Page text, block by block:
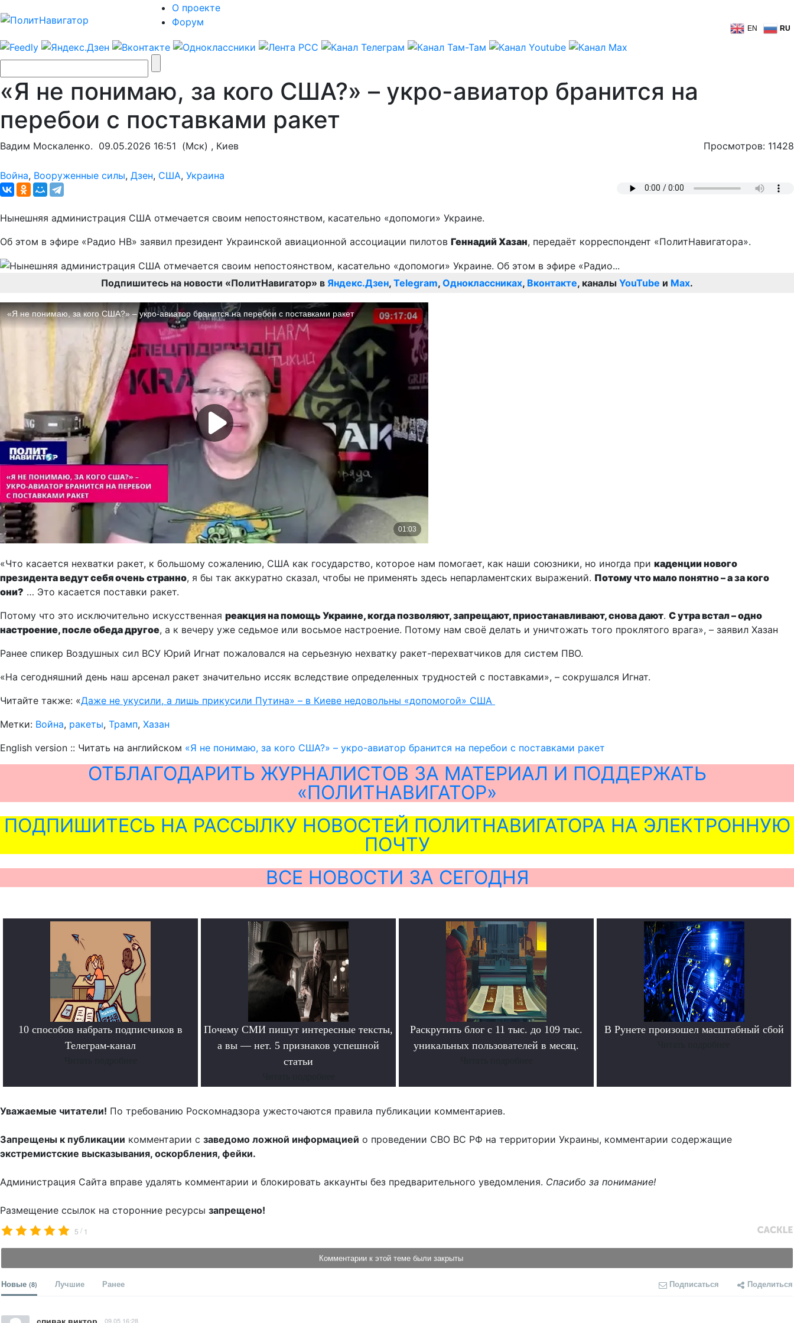
О проекте
Форум
EN RU
«Я не понимаю, за кого США?» – укро-авиатор бранится на
перебои с поставками ракет
Вадим Москаленко. 09.05.2026 16:51 (Мск) , Киев Просмотров: 11428
Война, Вооруженные силы, Дзен, США, Украина
Нынешняя администрация США отмечается своим непостоянством, касательно «допомоги» Украине.
Об этом в эфире «Радио НВ» заявил президент Украинской авиационной ассоциации пилотов Геннадий Хазан, передаёт корреспондент «ПолитНавигатора».
Подпишитесь на новости «ПолитНавигатор» в Яндекс.Дзен, Telegram, Одноклассниках, Вконтакте, каналы YouTube и Max.
«Что касается нехватки ракет, к большому сожалению, США как государство, которое нам помогает, как наши союзники, но иногда при каденции нового
президента ведут себя очень странно, я бы так аккуратно сказал, чтобы не применять здесь непарламентских выражений. Потому что мало понятно – а за кого
они? … Это касается поставки ракет.
Потому что это исключительно искусственная реакция на помощь Украине, когда позволяют, запрещают, приостанавливают, снова дают. С утра встал – одно
настроение, после обеда другое, а к вечеру уже седьмое или восьмое настроение. Потому нам своё делать и уничтожать того проклятого врага», – заявил Хазан
Ранее спикер Воздушных сил ВСУ Юрий Игнат пожаловался на серьезную нехватку ракет-перехватчиков для систем ПВО.
«На сегодняшний день наш арсенал ракет значительно иссяк вследствие определенных трудностей с поставками», – сокрушался Игнат.
Читайте также: «Даже не укусили, а лишь прикусили Путина» – в Киеве недовольны «допомогой» США
Метки: Война, ракеты, Трамп, Хазан
English version :: Читать на английском «Я не понимаю, за кого США?» – укро-авиатор бранится на перебои с поставками ракет
ОТБЛАГОДАРИТЬ ЖУРНАЛИСТОВ ЗА МАТЕРИАЛ И ПОДДЕРЖАТЬ
«ПОЛИТНАВИГАТОР»
ПОДПИШИТЕСЬ НА РАССЫЛКУ НОВОСТЕЙ ПОЛИТНАВИГАТОРА НА ЭЛЕКТРОННУЮ
ПОЧТУ
ВСЕ НОВОСТИ ЗА СЕГОДНЯ
10 способов набрать подписчиков в
Телеграм-канал
Почему СМИ пишут интересные тексты,
а вы — нет. 5 признаков успешной
статьи
Раскрутить блог с 11 тыс. до 109 тыс.
уникальных пользователей в месяц.
В Рунете произошел масштабный сбой
Уважаемые читатели! По требованию Роскомнадзора ужесточаются правила публикации комментариев.
Запрещены к публикации комментарии с заведомо ложной информацией о проведении СВО ВС РФ на территории Украины, комментарии содержащие
экстремистские высказывания, оскорбления, фейки.
Администрация Сайта вправе удалять комментарии и блокировать аккаунты без предварительного уведомления. Спасибо за понимание!
Размещение ссылок на сторонние ресурсы запрещено!
5 / 1
Комментарии к этой теме были закрыты
Новые (8) Лучшие Ранее Подписаться Поделиться
09.05 16:28